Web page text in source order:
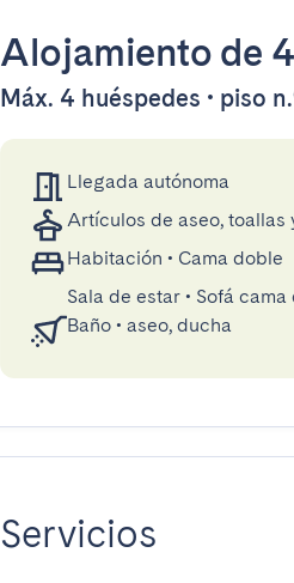
Alojamiento de
Máx. 4 huéspedes • piso
Llegada autónoma
Artículos de aseo, toallas
Habitación • Cama doble
Sala de estar • Sofá cama
Baño • aseo, ducha
Servicios